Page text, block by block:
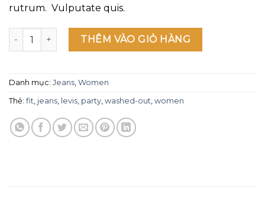
rutrum. Vulputate quis.
Lucy Slim Jeans Noisy May số lượng
THÊM VÀO GIỎ HÀNG
Danh mục: Jeans Women
Thẻ: fit jeans levis party washed-out women